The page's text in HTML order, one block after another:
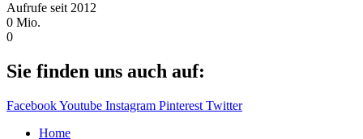
Aufrufe seit 2012
0 Mio.
0
Sie finden uns auch auf:
FacebookYoutube Instagram Pinterest Twitter
Home